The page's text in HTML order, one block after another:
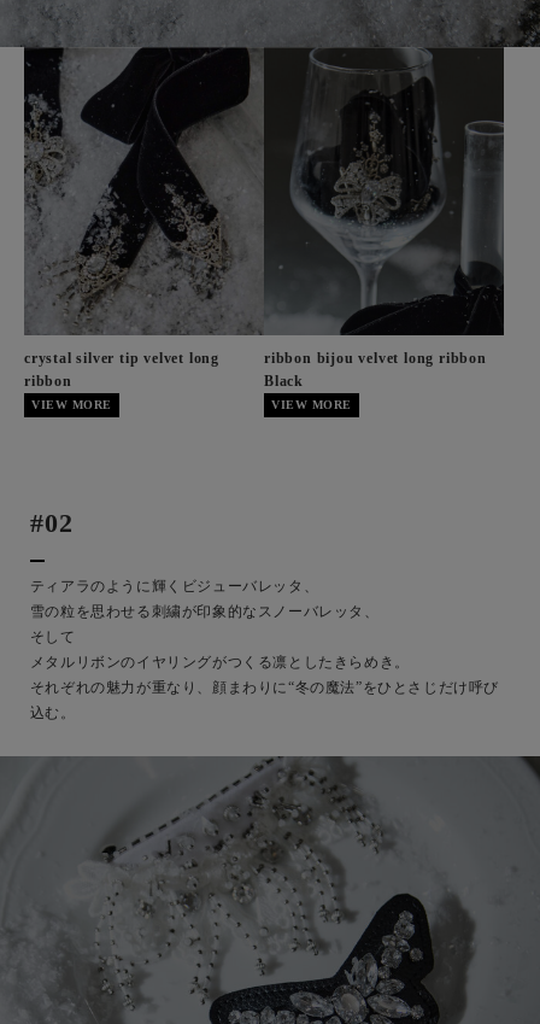
crystal silver tip velvet long
ribbon
VIEW MORE
ribbon bijou velvet long ribbon
Black
VIEW MORE
#02
ティアラのように輝くビジューバレッタ、
雪の粒を思わせる刺繍が印象的なスノーバレッタ、
そして
メタルリボンのイヤリングがつくる凛としたきらめき。
それぞれの魅力が重なり、顔まわりに“冬の魔法”をひとさじだけ呼び
込む。